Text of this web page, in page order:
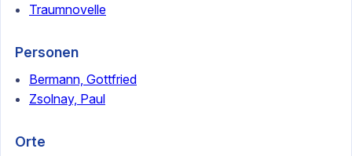
Traumnovelle
Personen
Bermann, Gottfried
Zsolnay, Paul
Orte